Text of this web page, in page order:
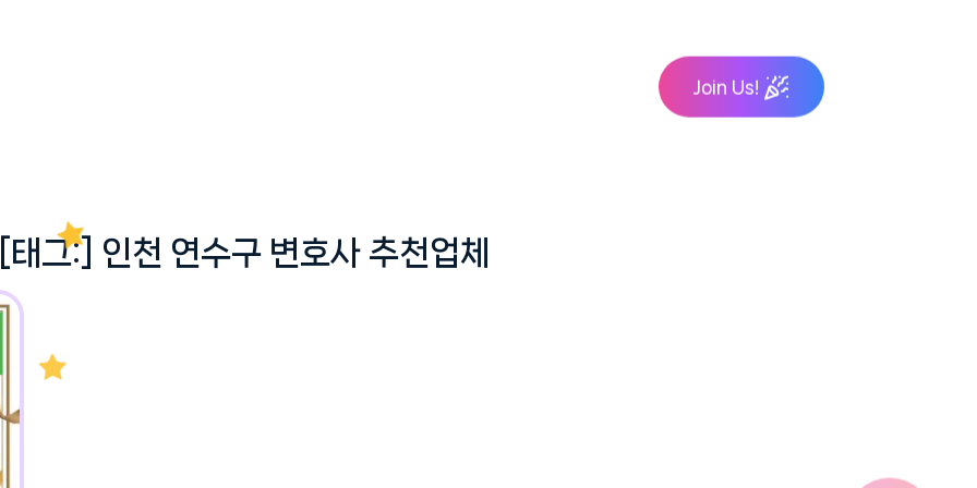
Join Us!
[태그:] 인천 연수구 변호사 추천업체